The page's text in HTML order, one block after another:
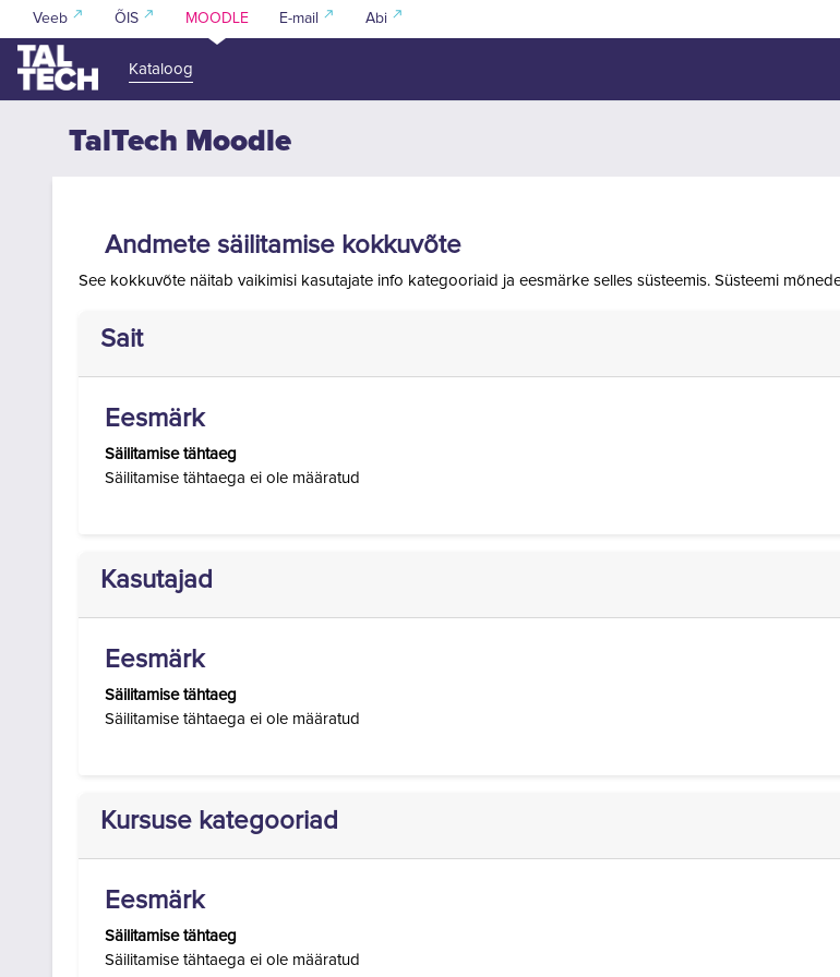
Jäta vahele peasisuni
Veeb ÕIS MOODLE E-mail Abi
Kataloog
TalTech Moodle
Andmete säilitamise kokkuvõte
See kokkuvõte näitab vaikimisi kasutajate info kategooriaid ja eesmärke selles süsteemis. Süsteemi
Sait
Eesmärk
Säilitamise tähtaeg
Säilitamise tähtaega ei ole määratud
Kasutajad
Eesmärk
Säilitamise tähtaeg
Säilitamise tähtaega ei ole määratud
Kursuse kategooriad
Eesmärk
Säilitamise tähtaeg
Säilitamise tähtaega ei ole määratud